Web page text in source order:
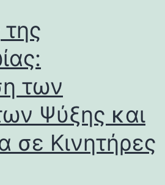
των
Ψύξης και
σε Κινητήρες